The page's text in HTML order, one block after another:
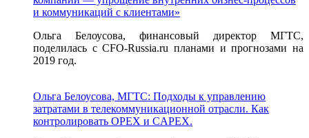
и коммуникаций с клиентами»
Ольга Белоусова, финансовый директор МГТС,
поделилась с CFO-Russia.ru планами и прогнозами на
2019 год.
Ольга Белоусова, МГТС: Подходы к управлению
затратами в телекоммуникационной отрасли. Как
контролировать OPEX и CAPEX.